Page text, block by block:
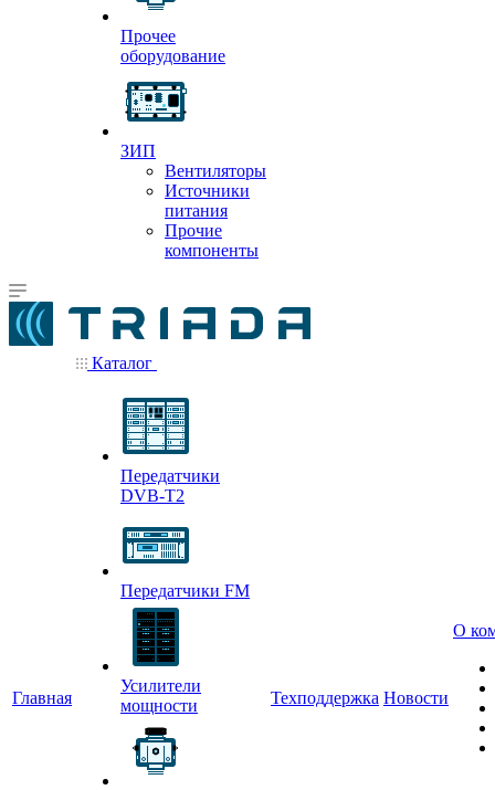
Прочее
оборудование
ЗИП
Вентиляторы
Источники
питания
Прочие
компоненты
Главная
Каталог
Передатчики
DVB-T2
Передатчики FM
Усилители
мощности
Техподдержка Новости
О